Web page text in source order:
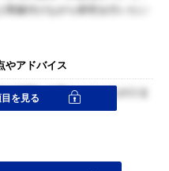
連付けながら研究を行いたい
やアドバイス
を強調して書くように心がけま
を見る